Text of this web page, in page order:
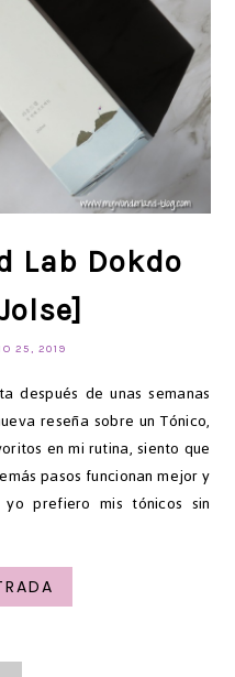
Lab Dokdo
25, 2019
después de unas semanas
reseña sobre un Tónico,
en mi rutina, siento que
pasos funcionan mejor y
prefiero mis tónicos sin